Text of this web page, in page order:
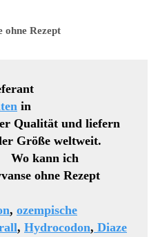
MG/50
ohne Rezept
in
Qualität und liefern
Größe weltweit.
ich
ohne Rezept
, ozempische
, Hydrocodon, Diaze